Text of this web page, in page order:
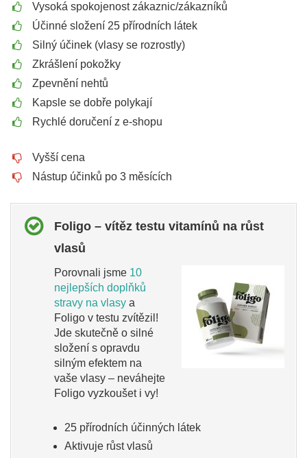
Vysoká spokojenost zákaznic/zákazníků
Účinné složení 25 přírodních látek
Silný účinek (vlasy se rozrostly)
Zkrášlení pokožky
Zpevnění nehtů
Kapsle se dobře polykají
Rychlé doručení z e-shopu
Vyšší cena
Nástup účinků po 3 měsících
Foligo – vítěz testu vitamínů na růst
vlasů
Porovnali jsme 10
nejlepších doplňků
stravy na vlasy a
Foligo v testu zvítězil!
Jde skutečně o silné
složení s opravdu
silným efektem na
vaše vlasy – neváhejte
Foligo vyzkoušet i vy!
25 přírodních účinných látek
Aktivuje růst vlasů